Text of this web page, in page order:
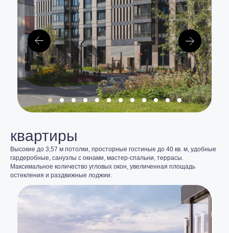
квартиры
Высокие до 3,57 м потолки, просторные гостиные до 40 кв. м, удобные
гардеробные, санузлы с окнами, мастер-спальни, террасы.
Максимальное количество угловых окон, увеличенная площадь
остекления и раздвижные лоджии.